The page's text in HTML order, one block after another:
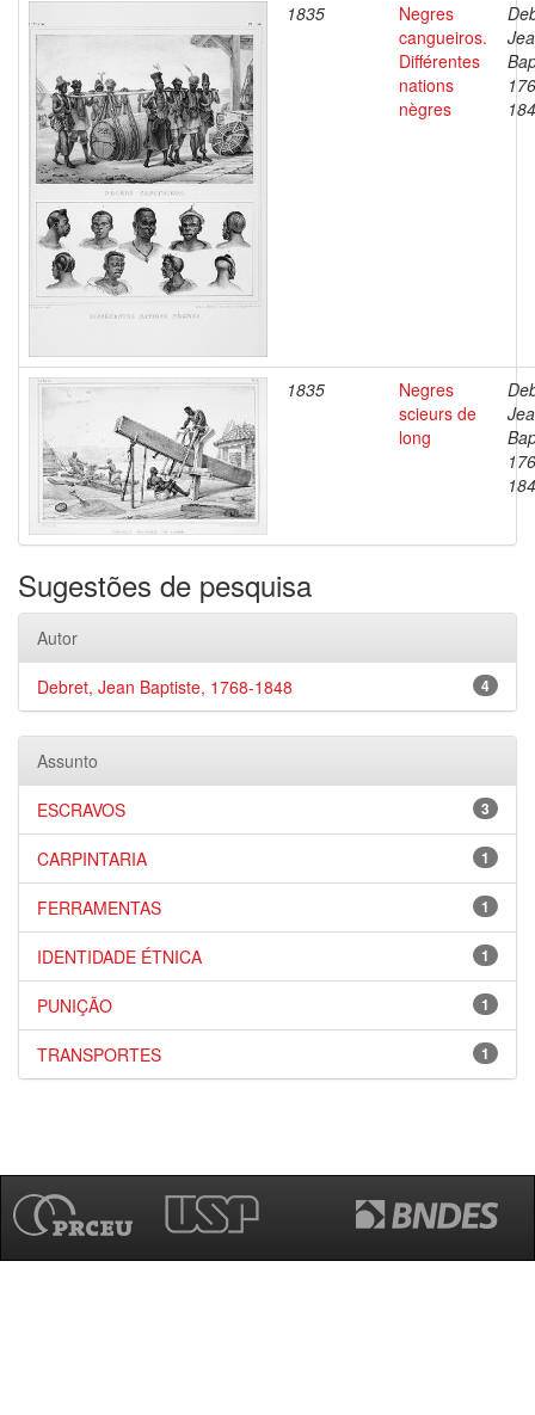
1835
Negres
cangueiros.
Différentes
nations
nègres
1835
Negres
scieurs de
long
Sugestões de pesquisa
Autor
4
Debret, Jean Baptiste, 1768-1848
Assunto
3
ESCRAVOS
1
CARPINTARIA
1
FERRAMENTAS
1
IDENTIDADE ÉTNICA
1
PUNIÇÃO
1
TRANSPORTES